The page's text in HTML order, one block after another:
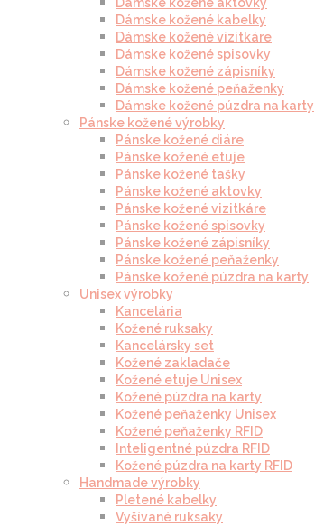
Dámske kožené kabelky
Dámske kožené vizitkáre
Dámske kožené spisovky
Dámske kožené zápisníky
Dámske kožené peňaženky
Dámske kožené púzdra na karty
Pánske kožené výrobky
Pánske kožené diáre
Pánske kožené etuje
Pánske kožené tašky
Pánske kožené aktovky
Pánske kožené vizitkáre
Pánske kožené spisovky
Pánske kožené zápisníky
Pánske kožené peňaženky
Pánske kožené púzdra na karty
Unisex výrobky
Kancelária
Kožené ruksaky
Kancelársky set
Kožené zakladače
Kožené etuje Unisex
Kožené púzdra na karty
Kožené peňaženky Unisex
Kožené peňaženky RFID
Inteligentné púzdra RFID
Kožené púzdra na karty RFID
Handmade výrobky
Pletené kabelky
Vyšívané ruksaky